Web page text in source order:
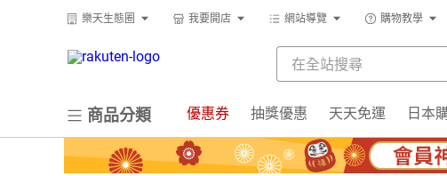
樂天生態圈 我要開店 網站導覽 購物教學
商品分類 優惠券 抽獎優惠 天天免運 日本